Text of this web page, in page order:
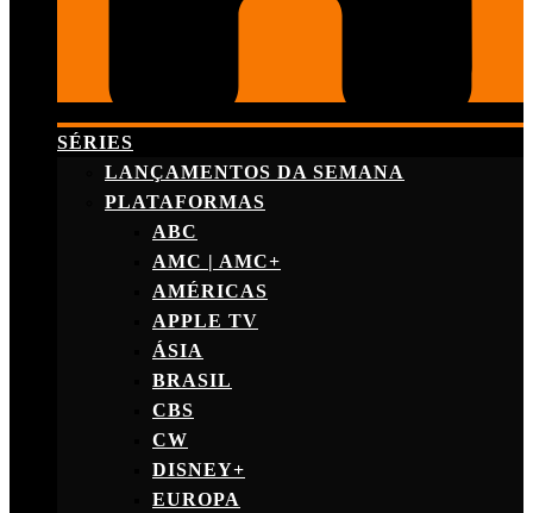
SÉRIES
LANÇAMENTOS DA SEMANA
PLATAFORMAS
ABC
AMC | AMC+
AMÉRICAS
APPLE TV
ÁSIA
BRASIL
CBS
CW
DISNEY+
EUROPA